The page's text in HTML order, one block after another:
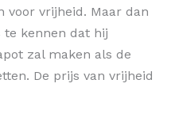
voor vrijheid. Maar dan
te kennen dat hij
zal maken als de
De prijs van vrijheid